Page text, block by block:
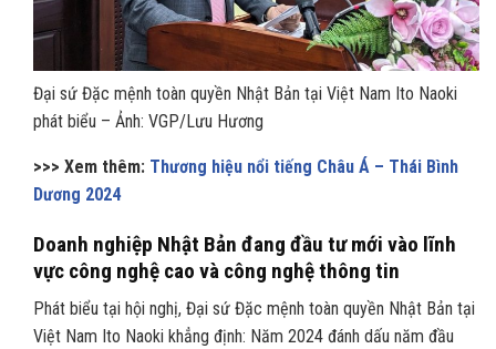
Đại sứ Đặc mệnh toàn quyền Nhật Bản tại Việt Nam Ito Naoki
phát biểu – Ảnh: VGP/Lưu Hương
>>> Xem thêm: Thương hiệu nổi tiếng Châu Á – Thái Bình
Dương 2024
Doanh nghiệp Nhật Bản đang đầu tư mới vào lĩnh
vực công nghệ cao và công nghệ thông tin
Phát biểu tại hội nghị, Đại sứ Đặc mệnh toàn quyền Nhật Bản tại
Việt Nam Ito Naoki khẳng định: Năm 2024 đánh dấu năm đầu